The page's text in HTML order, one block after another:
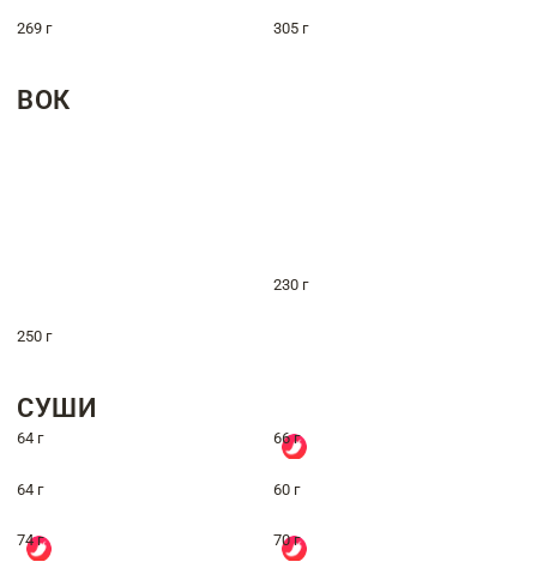
269 г 305 г
ВОК
230 г
250 г
СУШИ
64 г 66 г
64 г 60 г
74 г 70 г